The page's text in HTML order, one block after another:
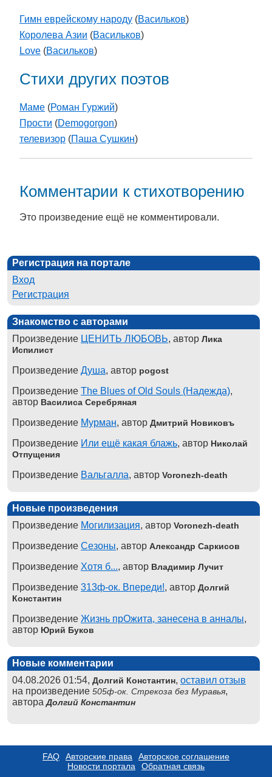
Гимн еврейскому народу (Васильков)
Королева Азии (Васильков)
Love (Васильков)
Стихи других поэтов
Маме (Роман Гуржий)
Прости (Demogorgon)
телевизор (Паша Сушкин)
Комментарии к стихотворению
Это произведение ещё не комментировали.
Регистрация на портале
Вход
Регистрация
Знакомство с авторами
Произведение ЦЕНИТЬ ЛЮБОВЬ, автор Лика
Испилист
Произведение Душа, автор pogost
Произведение The Blues of Old Souls (Надежда),
автор Василиса Серебряная
Произведение Мурман, автор Дмитрий Новиковъ
Произведение Или ещё какая блажь, автор Николай
Отпущения
Произведение Вальгалла, автор Voronezh-death
Новые произведения
Произведение Могилизация, автор Voronezh-death
Произведение Сезоны, автор Александр Саркисов
Произведение Хотя б..., автор Владимир Лучит
Произведение 313ф-ок. Впереди!, автор Долгий
Константин
Произведение Жизнь прОжита, занесена в анналы,
автор Юрий Буков
Новые комментарии
04.08.2026 01:54, Долгий Константин, оставил отзыв
на произведение 505ф-ок. Стрекоза без Муравья,
автораДолгий Константин
FAQ Авторские права
Авторское соглашение
Новости портала
Обратная связь